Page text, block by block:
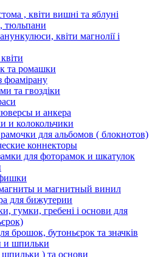
, квіти вишні та яблуні
тюльпани
квіти магнолії і
та ромашки
фоамірану
та гвоздіки
и анкера
и колокольчики
для альбомов ( блокнотов)
коннекторы
для фоторамок и шкатулок
и магнитный винил
для бижутерии
гумки, гребені і основи для
брошок, бутоньєрок та значків
и шпильки
шпильки ) та основи